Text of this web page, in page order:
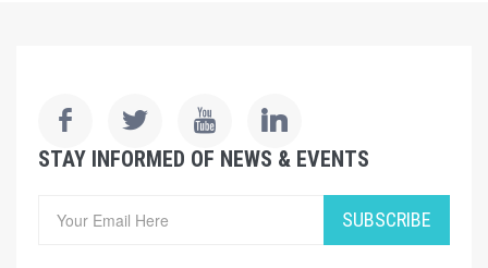
STAY INFORMED OF NEWS & EVENTS
SUBSCRIBE